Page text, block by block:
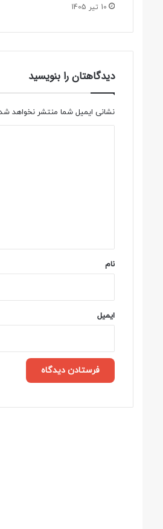
10 تیر 1405
دیدگاهتان را بنویسید
نشانی ایمیل شما منتشر نخواهد
نام
ایمیل